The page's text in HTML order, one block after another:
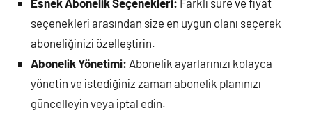
seçenekleri arasından size en uygun olanı seçerek
aboneliğinizi özelleştirin.
Abonelik Yönetimi: Abonelik ayarlarınızı kolayca
yönetin ve istediğiniz zaman abonelik planınızı
güncelleyin veya iptal edin.